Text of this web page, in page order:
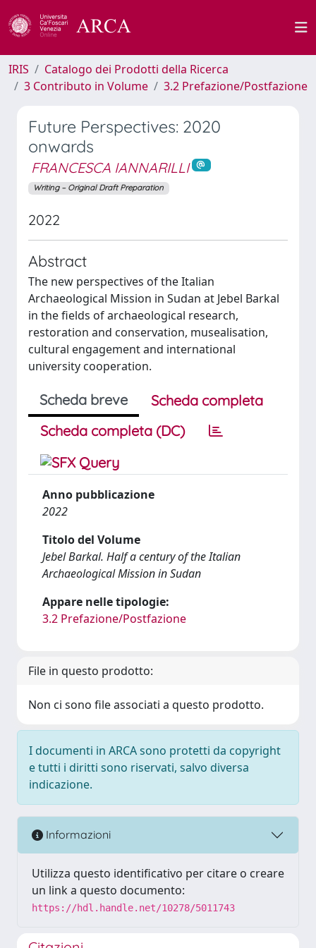
IRIS
Catalogo dei Prodotti della Ricerca
3 Contributo in Volume
3.2 Prefazione/Postfazione
Future Perspectives: 2020
onwards
FRANCESCA IANNARILLI
Writing – Original Draft Preparation
2022
Abstract
The new perspectives of the Italian
Archaeological Mission in Sudan at Jebel Barkal
in the fields of archaeological research,
restoration and conservation, musealisation,
cultural engagement and international
university cooperation.
Scheda breve
Scheda completa
Scheda completa (DC)
Anno pubblicazione
2022
Titolo del Volume
Jebel Barkal. Half a century of the Italian
Archaeological Mission in Sudan
Appare nelle tipologie:
3.2 Prefazione/Postfazione
File in questo prodotto:
Non ci sono file associati a questo prodotto.
I documenti in ARCA sono protetti da copyright
e tutti i diritti sono riservati, salvo diversa
indicazione.
Informazioni
Utilizza questo identificativo per citare o creare
un link a questo documento:
https://hdl.handle.net/10278/5011743